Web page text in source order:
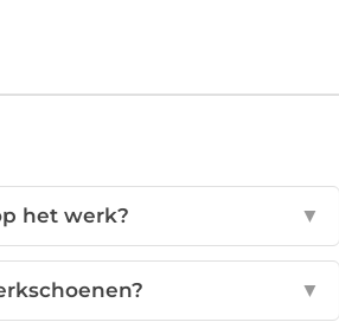
het werk? ▼
▼